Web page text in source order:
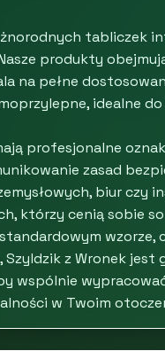
tabliczek
produkty
na pełne
idealne
profesjonalne
zasad
biur czy
którzy cenią sobie
z Wronek
wspólnie
w Twoim